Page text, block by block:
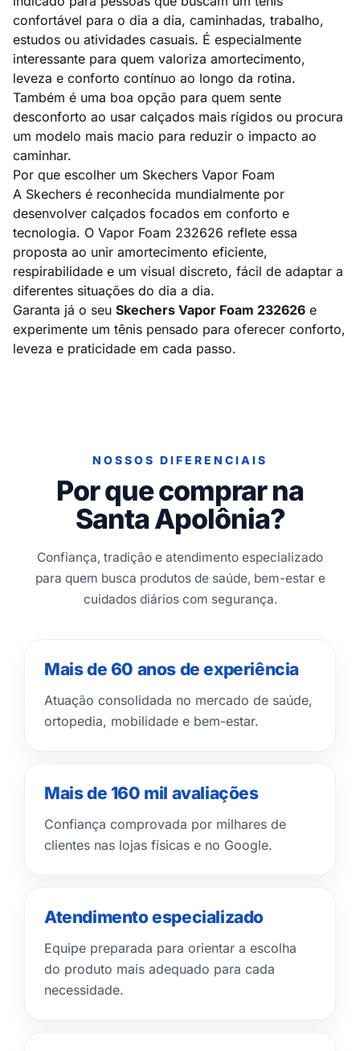
confortável para o dia a dia, caminhadas, trabalho,
estudos ou atividades casuais. É especialmente
interessante para quem valoriza amortecimento,
leveza e conforto contínuo ao longo da rotina.
Também é uma boa opção para quem sente
desconforto ao usar calçados mais rígidos ou procura
um modelo mais macio para reduzir o impacto ao
caminhar.
Por que escolher um Skechers Vapor Foam
A Skechers é reconhecida mundialmente por
desenvolver calçados focados em conforto e
tecnologia. O Vapor Foam 232626 reflete essa
proposta ao unir amortecimento eficiente,
respirabilidade e um visual discreto, fácil de adaptar a
diferentes situações do dia a dia.
Garanta já o seu Skechers Vapor Foam 232626 e
experimente um tênis pensado para oferecer conforto,
leveza e praticidade em cada passo.
NOSSOS DIFERENCIAIS
Por que comprar na
Santa Apolônia?
Confiança, tradição e atendimento especializado
para quem busca produtos de saúde, bem-estar e
cuidados diários com segurança.
Mais de 60 anos de experiência
Atuação consolidada no mercado de saúde,
ortopedia, mobilidade e bem-estar.
Mais de 160 mil avaliações
Confiança comprovada por milhares de
clientes nas lojas físicas e no Google.
Atendimento especializado
Equipe preparada para orientar a escolha
do produto mais adequado para cada
necessidade.